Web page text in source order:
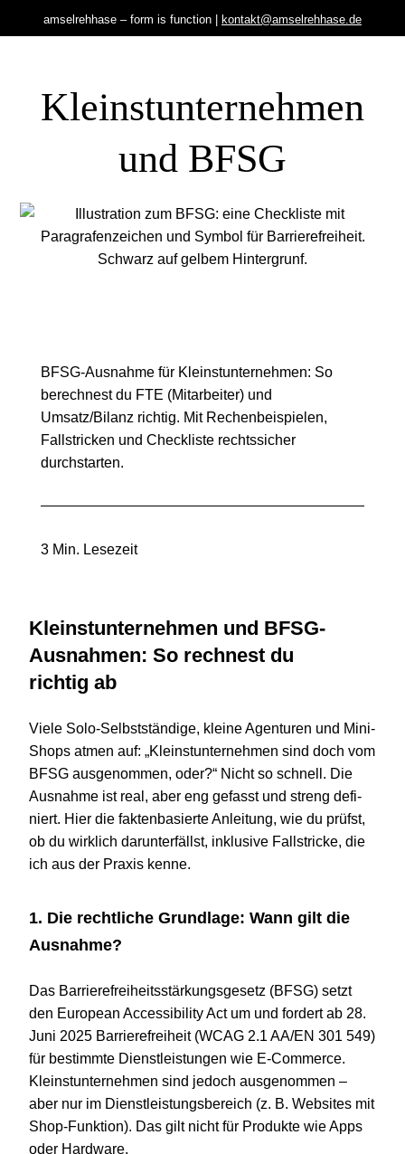
amselrehhase – form is function | kontakt@amselrehhase.de
Kleinst­unter­nehmen
und BFSG
BFSG-Ausnahme für Kleinstunternehmen: So
berechnest du FTE (Mitarbeiter) und
Umsatz/Bilanz richtig. Mit Rechenbeispielen,
Fallstricken und Checkliste rechtssicher
durchstarten.
3 Min. Lesezeit
Kleinst­unter­nehmen und BFSG-
Ausnahmen: So rech­nest du
rich­tig ab
Viele Solo-Selbstständige, kleine Agen­tu­ren und Mini-
Shops atmen auf:„Kleinst­unter­nehmen sind doch vom
BFSG aus­ge­nom­men, oder?“ Nicht so schnell. Die
Aus­nahme ist real, aber eng gefasst und streng defi­
niert. Hier die fak­ten­ba­sierte Anlei­tung, wie du prüfst,
ob du wirk­lich dar­un­ter­fällst, inklu­sive Fall­stri­cke, die
ich aus der Praxis kenne.
1. Die recht­li­che Grund­lage: Wann gilt die
Ausnahme?
Das Barriere­freiheits­stärkungs­gesetz (BFSG) setzt
den Euro­pean Acces­si­bi­lity Act um und for­dert ab 28.
Juni 2025 Barriere­freiheit (WCAG 2.1 AA/EN301 549)
für bestimmte Dienst­leis­tun­gen wie E‑Commerce.
Kleinst­unter­nehmen sind jedoch aus­ge­nom­men –
aber nur im Dienst­leis­tungs­be­reich (z. B. Web­sites mit
Shop-Funktion). Das gilt nicht für Pro­dukte wie Apps
oder Hardware.